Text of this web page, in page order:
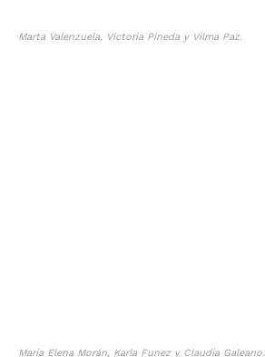
Marta Valenzuela, Victoria Pineda y Vilma Paz.
María Elena Morán, Karla Funez y Claudia Galeano.